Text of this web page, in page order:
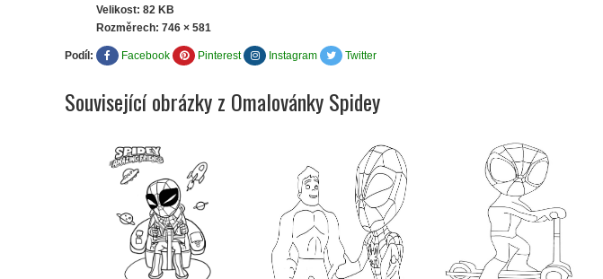
Velikost: 82 KB
Rozměrech: 746 × 581
Podíl: Facebook Pinterest Instagram Twitter
Související obrázky z Omalovánky Spidey